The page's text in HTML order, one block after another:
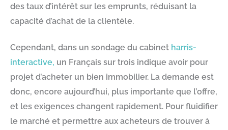
des taux d’intérêt sur les emprunts, réduisant la
capacité d’achat de la clientèle.
Cependant, dans un sondage du cabinet harris-
interactive, un Français sur trois indique avoir pour
projet d’acheter un bien immobilier. La demande est
donc, encore aujourd’hui, plus importante que l’offre,
et les exigences changent rapidement. Pour fluidifier
le marché et permettre aux acheteurs de trouver à